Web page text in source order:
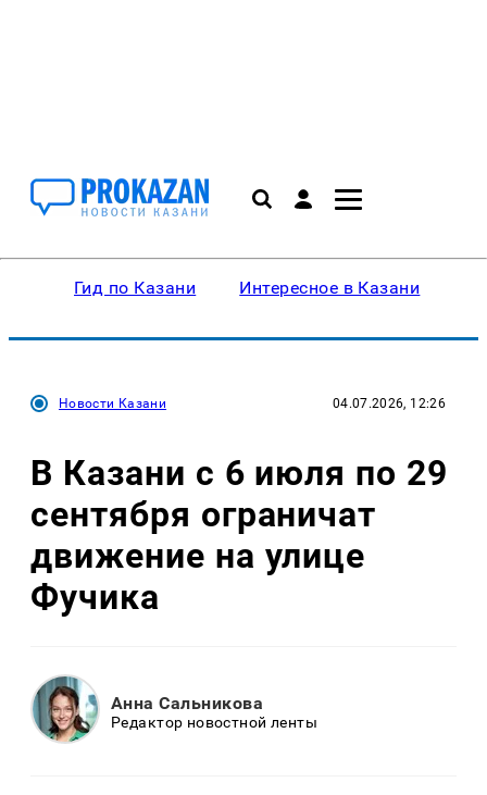
Гид по Казани Интересное в Казани
Новости Казани 04.07.2026, 12:26
В Казани с 6 июля по 29
сентября ограничат
движение на улице
Фучика
Анна Сальникова
Редактор новостной ленты